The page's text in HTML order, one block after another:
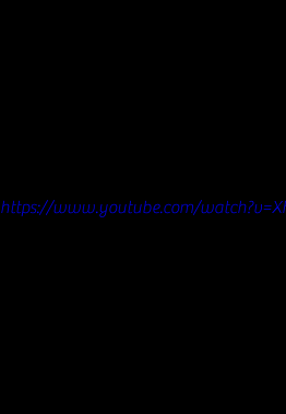
https://www.youtube.com/